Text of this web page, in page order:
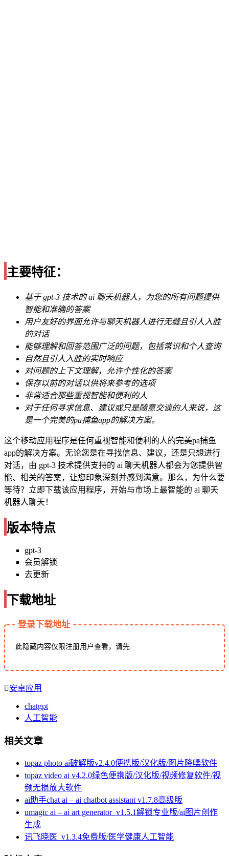
主要特征：
基于 gpt-3 技术的 ai 聊天机器人，为您的所有问题提供
智能和准确的答案
用户友好的界面允许与聊天机器人进行无缝且引人入胜
的对话
能够理解和回答范围广泛的问题，包括常识和个人查询
自然且引人入胜的实时响应
对问题的上下文理解，允许个性化的答案
保存以前的对话以供将来参考的选项
非常适合那些重视智能和便利的人
对于任何寻求信息、建议或只是随意交谈的人来说，这
是一个完美的pa捕鱼app的解决方案。
这个移动应用程序是任何重视智能和便利的人的完美pa捕鱼
app的解决方案。无论您是在寻找信息、建议，还是只想进行
对话，由 gpt-3 技术提供支持的 ai 聊天机器人都会为您提供智
能、相关的答案，让您印象深刻并感到满意。那么，为什么要
等待？立即下载该应用程序，开始与市场上最智能的 ai 聊天
机器人聊天！
版本特点
gpt-3
会员解锁
去更新
下载地址
登录下载地址
此隐藏内容仅限注册用户查看，请先
安卓应用
chatgpt
人工智能
相关文章
topaz photo ai破解版v2.4.0便携版/汉化版/图片降噪软件
topaz video ai v4.2.0绿色便携版/汉化版/视频修复软件/视
频无损放大软件
ai助手chat ai – ai chatbot assistant v1.7.8高级版
umagic ai – ai art generator_v1.5.1解锁专业版/ai图片创作
生成
讯飞晓医_v1.3.4免费版/医学健康人工智能